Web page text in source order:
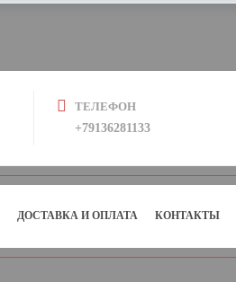
ТЕЛЕФОН
+79136281133
ДОСТАВКА И ОПЛАТА КОНТАКТЫ